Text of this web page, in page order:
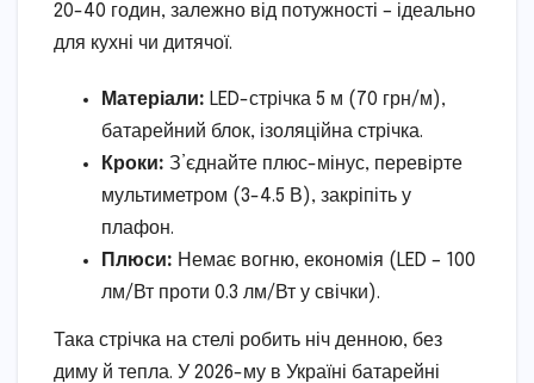
20-40 годин, залежно від потужності – ідеально
для кухні чи дитячої.
Матеріали: LED-стрічка 5 м (70 грн/м),
батарейний блок, ізоляційна стрічка.
Кроки: З’єднайте плюс-мінус, перевірте
мультиметром (3-4.5 В), закріпіть у
плафон.
Плюси: Немає вогню, економія (LED – 100
лм/Вт проти 0.3 лм/Вт у свічки).
Така стрічка на стелі робить ніч денною, без
диму й тепла. У 2026-му в Україні батарейні